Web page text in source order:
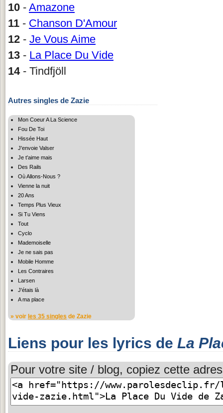
10 - Amazone
11 - Chanson D'Amour
12 - Je Vous Aime
13 - La Place Du Vide
14- Tindfjöll
Autres singles de Zazie
Mon Coeur A La Science
Fou De Toi
Hissée Haut
J'envoie Valser
Je t'aime mais
Des Rails
Où Allons-Nous ?
Vienne la nuit
20 Ans
Temps Plus Vieux
Si Tu Viens
Tout
Cyclo
Mademoiselle
Je ne sais pas
Mobile Homme
Les Contraires
Larsen
J'étais là
A ma place
» voir les 35 singles de Zazie
Liens pour les lyrics de La
Pour votre site / blog, copiez cette